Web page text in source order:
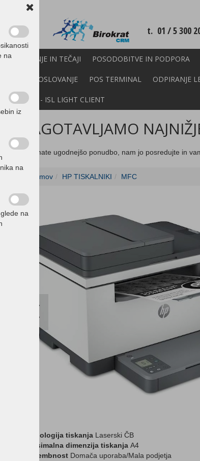
t. 01 / 5 300
IN TEČAJI POSODOBITVE IN PODPORA
E-POSLOVANJE POS TERMINAL ODPIRANJE
DALJAVO - ISL LIGHT CLIENT
ZAGOTAVLJAMO
Če imate ugodnejšo ponudbo, nam jo posredujte in
Domov HP TISKALNIKI MFC
Tehnologija tiskanja Laserski ČB
Maksimalna dimenzija tiskanja A4
Namembnost Domača uporaba/Mala podjetja
na
iz
na
na